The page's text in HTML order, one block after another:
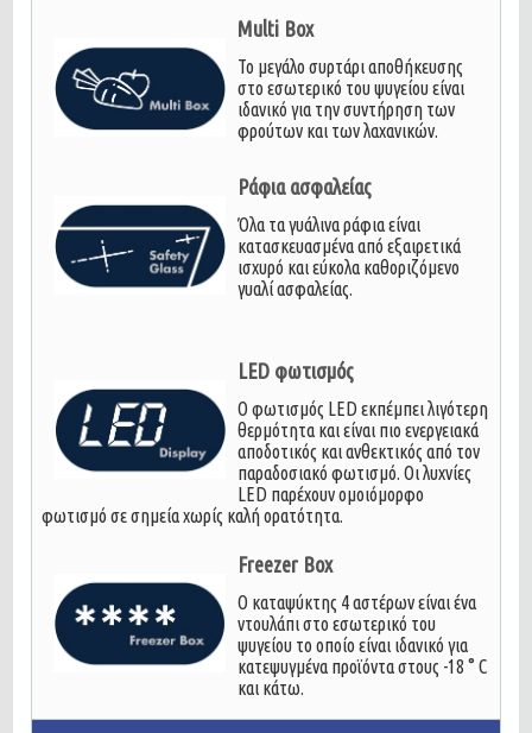
Multi Box
Το μεγάλο συρτάρι αποθήκευσης
στο εσωτερικό του ψυγείου είναι
ιδανικό για την συντήρηση των
φρούτων και των λαχανικών.
Ράφια ασφαλείας
Όλα τα γυάλινα ράφια είναι
κατασκευασμένα από εξαιρετικά
ισχυρό και εύκολα καθοριζόμενο
γυαλί ασφαλείας.
LED φωτισμός
Ο φωτισμός LED εκπέμπει λιγότερη
θερμότητα και είναι πιο ενεργειακά
αποδοτικός και ανθεκτικός από τον
παραδοσιακό φωτισμό. Οι λυχνίες
LED παρέχουν ομοιόμορφο
φωτισμό σε σημεία χωρίς καλή ορατότητα.
Freezer Box
Ο καταψύκτης 4 αστέρων είναι ένα
ντουλάπι στο εσωτερικό του
ψυγείου το οποίο είναι ιδανικό για
κατεψυγμένα προϊόντα στους -18 ° C
και κάτω.